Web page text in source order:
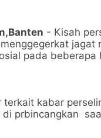
- Kisah
pada beberapa
terkait kabar
di prbincangkan